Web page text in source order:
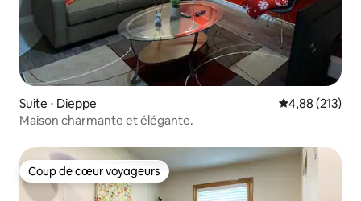
Suite ⋅ Dieppe Évaluation
4,88 (213)
Maison charmante et élégante.
Coup de cœur voyageurs
Coup de cœur voyageurs